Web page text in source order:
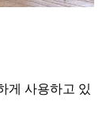
게 사용하고 있